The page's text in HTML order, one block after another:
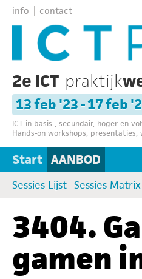
info contact
2e ICT-praktijk
13 feb '23 - 17 feb
ICT in basis-, secundair, hoger en
Hands-on workshops, presentaties,
Start AANBOD
Sessies Lijst Sessies Matrix
3404.
gamen